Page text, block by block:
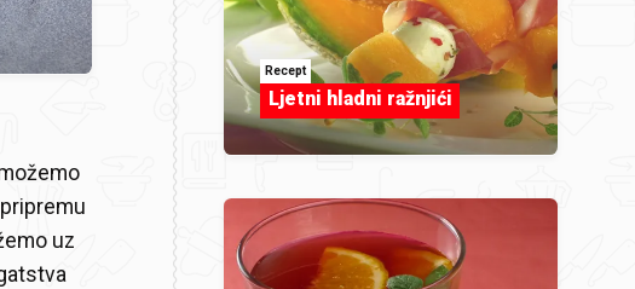
uz
Recept
Ljetni hladni ražnjići